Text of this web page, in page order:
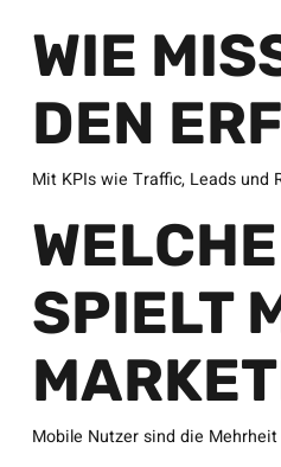
WIE
DEN
Mit KPIs wie Traffic, Leads und
SPIELT
Mobile Nutzer sind die